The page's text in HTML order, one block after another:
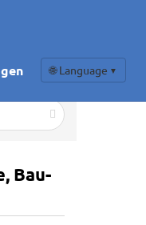
🌐 Language ▼
Bau-